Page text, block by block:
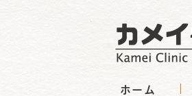
ホーム